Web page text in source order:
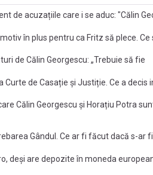
de acuzațiile care i se aduc: "Călin
în plus pentru ca Fritz să plece. Ce
şi suspendarea lui Nicuşor Dan
de Călin Georgescu: „Trebuie să fie
pe Nicușor Dan că „nu respectă
Curte de Casație și Justiție. Ce a decis
stat
Călin Georgescu și Horațiu Potra
Gândul. Ce ar fi făcut dacă s-ar
fura și nu voi trăda”
deși are depozite în moneda